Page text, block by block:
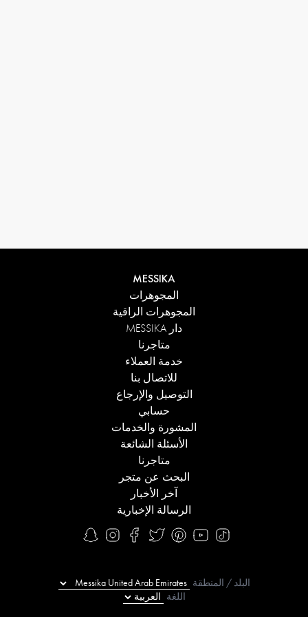
MESSIKA
المجوهرات
المجوهرات الراقية
دار MESSIKA
متاجرنا
خدمة العملاء
للاتصال بنا
التوصيل والإرجاع
حسابي
المشورة والخدمات
الأسئلة الشائعة
متاجرنا
البحث عن متجر
آخر الأخبار
الرسالة الإخبارية
البلد / المنطقة
اللغة